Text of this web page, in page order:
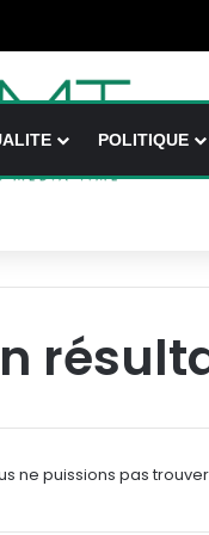
POLITIQUE
ne puissions pas